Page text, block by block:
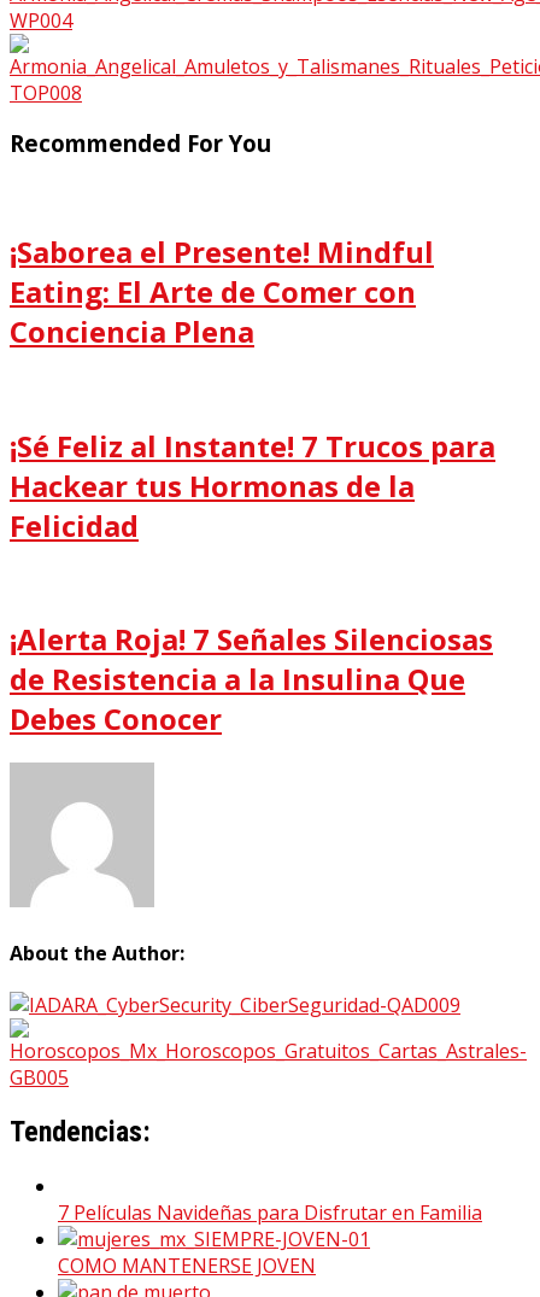
Recommended For You
¡Saborea el Presente! Mindful
Eating: El Arte de Comer con
Conciencia Plena
¡Sé Feliz al Instante! 7 Trucos para
Hackear tus Hormonas de la
Felicidad
¡Alerta Roja! 7 Señales Silenciosas
de Resistencia a la Insulina Que
Debes Conocer
About the Author:
Tendencias:
7 Películas Navideñas para Disfrutar en Familia
COMO MANTENERSE JOVEN